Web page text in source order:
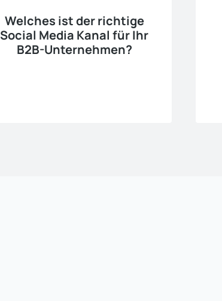
Welches ist der richtige
Social Media Kanal für Ihr
B2B-Unternehmen?